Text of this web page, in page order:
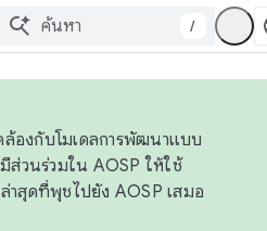
/
ล้องกับโมเดลการพัฒนาแบบ
ส่วนร่วมใน AOSP ให้ใช้
าสุดที่พุชไปยัง AOSP เสมอ